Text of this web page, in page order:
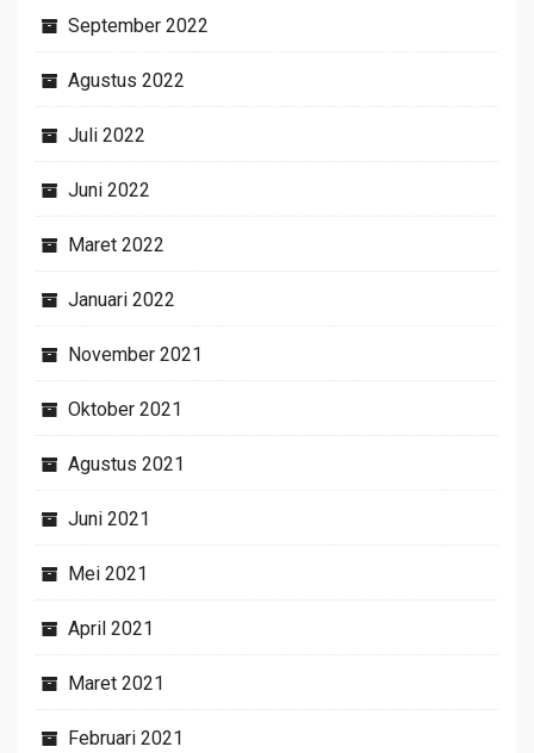
September 2022
Agustus 2022
Juli 2022
Juni 2022
Maret 2022
Januari 2022
November 2021
Oktober 2021
Agustus 2021
Juni 2021
Mei 2021
April 2021
Maret 2021
Februari 2021